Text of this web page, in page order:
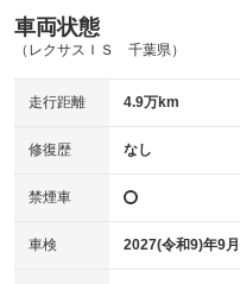
車両状態
（レクサスＩＳ 千葉県）
走行距離 4.9万km
修復歴 なし
禁煙車
車検 2027(令和9)年9月